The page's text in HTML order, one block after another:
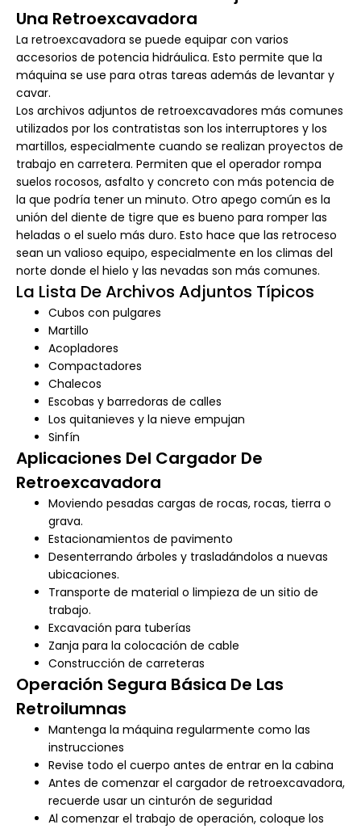
Una Retroexcavadora
La retroexcavadora se puede equipar con varios
accesorios de potencia hidráulica. Esto permite que la
máquina se use para otras tareas además de levantar y
cavar.
Los archivos adjuntos de retroexcavadores más comunes
utilizados por los contratistas son los interruptores y los
martillos, especialmente cuando se realizan proyectos de
trabajo en carretera. Permiten que el operador rompa
suelos rocosos, asfalto y concreto con más potencia de
la que podría tener un minuto. Otro apego común es la
unión del diente de tigre que es bueno para romper las
heladas o el suelo más duro. Esto hace que las retroceso
sean un valioso equipo, especialmente en los climas del
norte donde el hielo y las nevadas son más comunes.
La Lista De Archivos Adjuntos Típicos
Cubos con pulgares
Martillo
Acopladores
Compactadores
Chalecos
Escobas y barredoras de calles
Los quitanieves y la nieve empujan
Sinfín
Aplicaciones Del Cargador De
Retroexcavadora
Moviendo pesadas cargas de rocas, rocas, tierra o
grava.
Estacionamientos de pavimento
Desenterrando árboles y trasladándolos a nuevas
ubicaciones.
Transporte de material o limpieza de un sitio de
trabajo.
Excavación para tuberías
Zanja para la colocación de cable
Construcción de carreteras
Operación Segura Básica De Las
Retroilumnas
Mantenga la máquina regularmente como las
instrucciones
Revise todo el cuerpo antes de entrar en la cabina
Antes de comenzar el cargador de retroexcavadora,
recuerde usar un cinturón de seguridad
Al comenzar el trabajo de operación, coloque los